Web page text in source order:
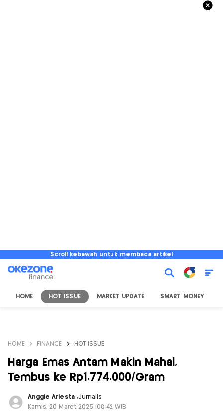
Scroll kebawah untuk membaca artikel
HOME HOT ISSUE MARKET UPDATE SMART MONEY
HOME FINANCE HOT ISSUE
Harga Emas Antam Makin Mahal,
Tembus ke Rp1.774.000/Gram
Anggie Ariesta ,Jurnalis
Kamis, 20 Maret 2025 |08:42 WIB